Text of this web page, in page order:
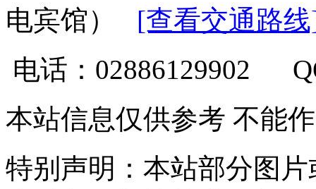
电宾馆） [查看交通路
电话：02886129902
本站信息仅供参考 不能
特别声明：本站部分图